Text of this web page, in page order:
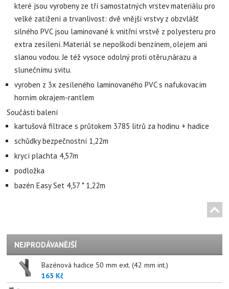
které jsou vyrobeny ze tří samostatných vrstev materiálu pro
velké zatížení a trvanlivost: dvě vnější vrstvy z obzvlášť
silného PVC jsou laminované k vnitřní vrstvě z polyesteru pro
extra zesílení. Materiál se nepoškodí benzínem, olejem ani
slanou vodou. Je též vysoce odolný proti otěru,nárazu a
slunečnímu svitu.
vyroben z 3x zesíleného laminovaného PVC s nafukovacím
horním okrajem-rantlem
Součásti balení
kartušová filtrace s průtokem 3785 litrů za hodinu + hadice
schůdky bezpečnostní 1,22m
krycí plachta 4,57m
podložka
bazén Easy Set 4,57 * 1,22m
NEJPRODÁVANĚJŠÍ
Bazénová hadice 50 mm ext. (42 mm int.)
165 Kč